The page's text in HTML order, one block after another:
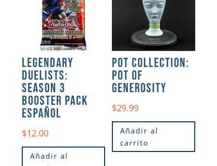
LEGENDARY
DUELISTS:
SEASON 3
BOOSTER PACK
ESPAÑOL
$12.00
Añadir al
POT COLLECTION:
POT OF
GENEROSITY
$29.99
Añadir al
carrito